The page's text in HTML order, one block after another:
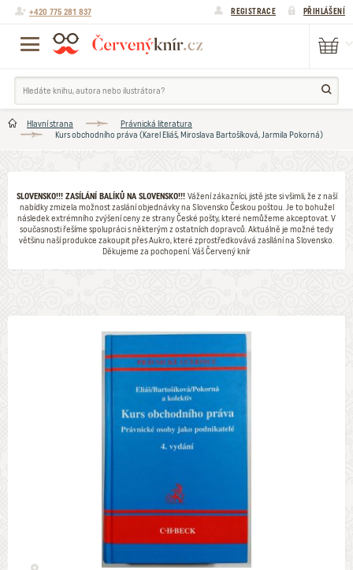
+420 775 281 837 REGISTRACE PŘIHLÁŠENÍ
Hlavní strana
Právnická literatura
Kurs obchodního práva (Karel Eliáš, Miroslava Bartošíková, Jarmila Pokorná)
SLOVENSKO!!! ZASÍLÁNÍ BALÍKŮ NA SLOVENSKO!!! Vážení zákazníci, jistě jste si všimli, že z naší
nabídky zmizela možnost zaslání objednávky na Slovensko Českou poštou. Je to bohužel
následek extrémního zvýšení ceny ze strany České pošty, které nemůžeme akceptovat. V
současnosti řešíme spolupráci s některým z ostatních dopravců. Aktuálně je možné tedy
většinu naší produkce zakoupit přes Aukro, které zprostředkovává zasílání na Slovensko.
Děkujeme za pochopení. Váš Červený knír